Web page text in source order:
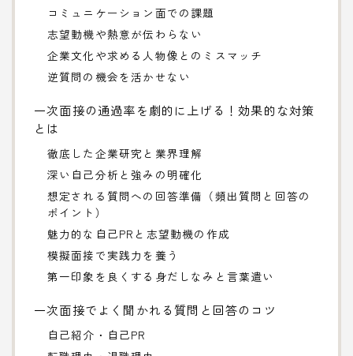
コミュニケーション面での課題
志望動機や熱意が伝わらない
企業文化や求める人物像とのミスマッチ
逆質問の機会を活かせない
一次面接の通過率を劇的に上げる！効果的な対策
とは
徹底した企業研究と業界理解
深い自己分析と強みの明確化
想定される質問への回答準備（頻出質問と回答の
ポイント）
魅力的な自己PRと志望動機の作成
模擬面接で実践力を養う
第一印象を良くする身だしなみと言葉遣い
一次面接でよく聞かれる質問と回答のコツ
自己紹介・自己PR